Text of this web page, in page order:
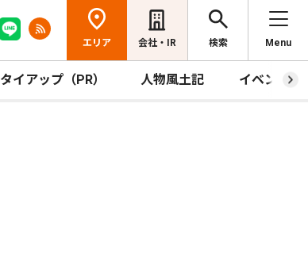
エリア 会社・IR 検索 Menu
タイアップ（PR） 人物風土記 イベント